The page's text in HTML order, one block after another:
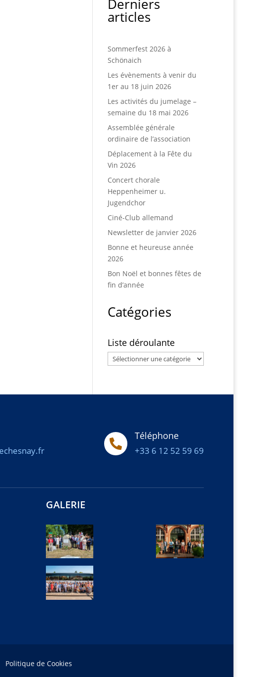
Derniers
articles
Sommerfest 2026 à
Schönaich
Les évènements à venir du
1er au 18 juin 2026
Les activités du jumelage –
semaine du 18 mai 2026
Assemblée générale
ordinaire de l’association
Déplacement à la Fête du
Vin 2026
Concert chorale
Heppenheimer u.
Jugendchor
Ciné-Club allemand
Newsletter de janvier 2026
Bonne et heureuse année
2026
Bon Noël et bonnes fêtes de
fin d’année
Catégories
Liste déroulante
Liste
déroulante

Téléphone
+33 6 12 52 59 69
GALERIE
Politique de Cookies